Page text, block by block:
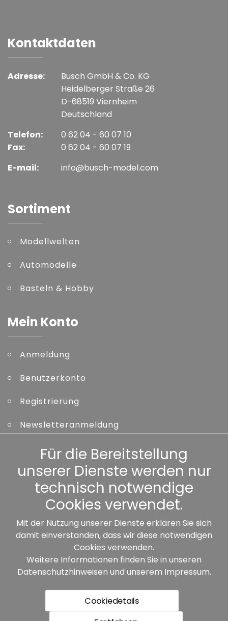
Kontaktdaten
Adresse:
Busch GmbH & Co. KG
Heidelberger Straße 26
D-68519 Viernheim
Deutschland
Telefon:
Fax:
0 62 04 - 60 07 10
0 62 04 - 60 07 19
E-mail:
info@busch-model.com
Sortiment
Modellwelten
Automodelle
Basteln & Hobby
Mein Konto
Anmeldung
Benutzerkonto
Registrierung
Newsletteranmeldung
Kennwort vergessen
Sonstiges
Unsere Partner:
Für die Bereitstellung
unserer Dienste werden nur
technisch notwendige
Cookies verwendet.
Mit der Nutzung unserer Dienste erklären Sie sich
damit einverstanden, dass wir diese notwendigen
Cookies verwenden.
Weitere Informationen finden Sie in unseren
Datenschutzhinweisen und unserem Impressum.
Cookiedetails